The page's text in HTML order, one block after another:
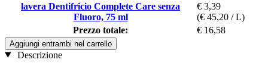
lavera Dentifricio Complete Care senza
Fluoro, 75 ml
€ 3,39
(€ 45,20 / L)
Prezzo totale:
€ 16,58
Aggiungi entrambi nel carrello
Descrizione